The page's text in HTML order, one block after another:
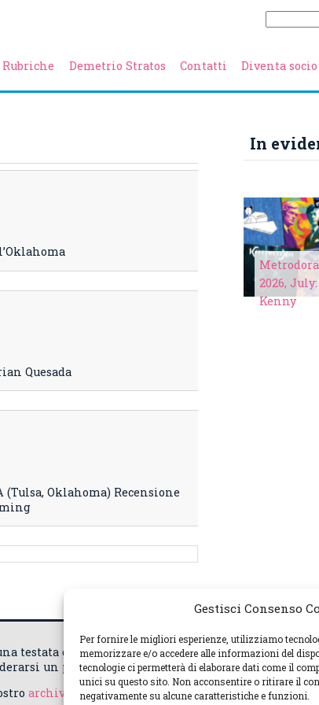
Gestisci Consenso
Per fornire le migliori esperienze, utilizziamo
memorizzare e/o accedere alle informazioni del
tecnologie ci permetterà di elaborare dati come il
unici su questo sito. Non acconsentire o ritirare il
negativamente su alcune caratteristiche e funzioni.
Rubriche Demetrio Stratos Contatti Diventa socio
Quesada
(Tulsa, Oklahoma) Recensione
In
2026,
Kenny
testata giornalistica in quanto viene aggiornato
un prodotto editoriale ai sensi della legge n° 67
archivio artisti| Leggi unarticolo a caso